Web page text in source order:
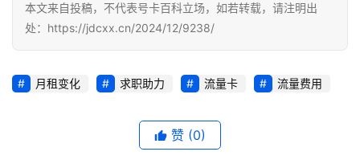
行
业
资
讯
投稿
本文来自投稿，不代表号卡百科立场，如若转载，请注明出
处：https://jdcxx.cn/2024/12/9238/
月租变化 求职助力 流量卡 流量费用
赞 (0)